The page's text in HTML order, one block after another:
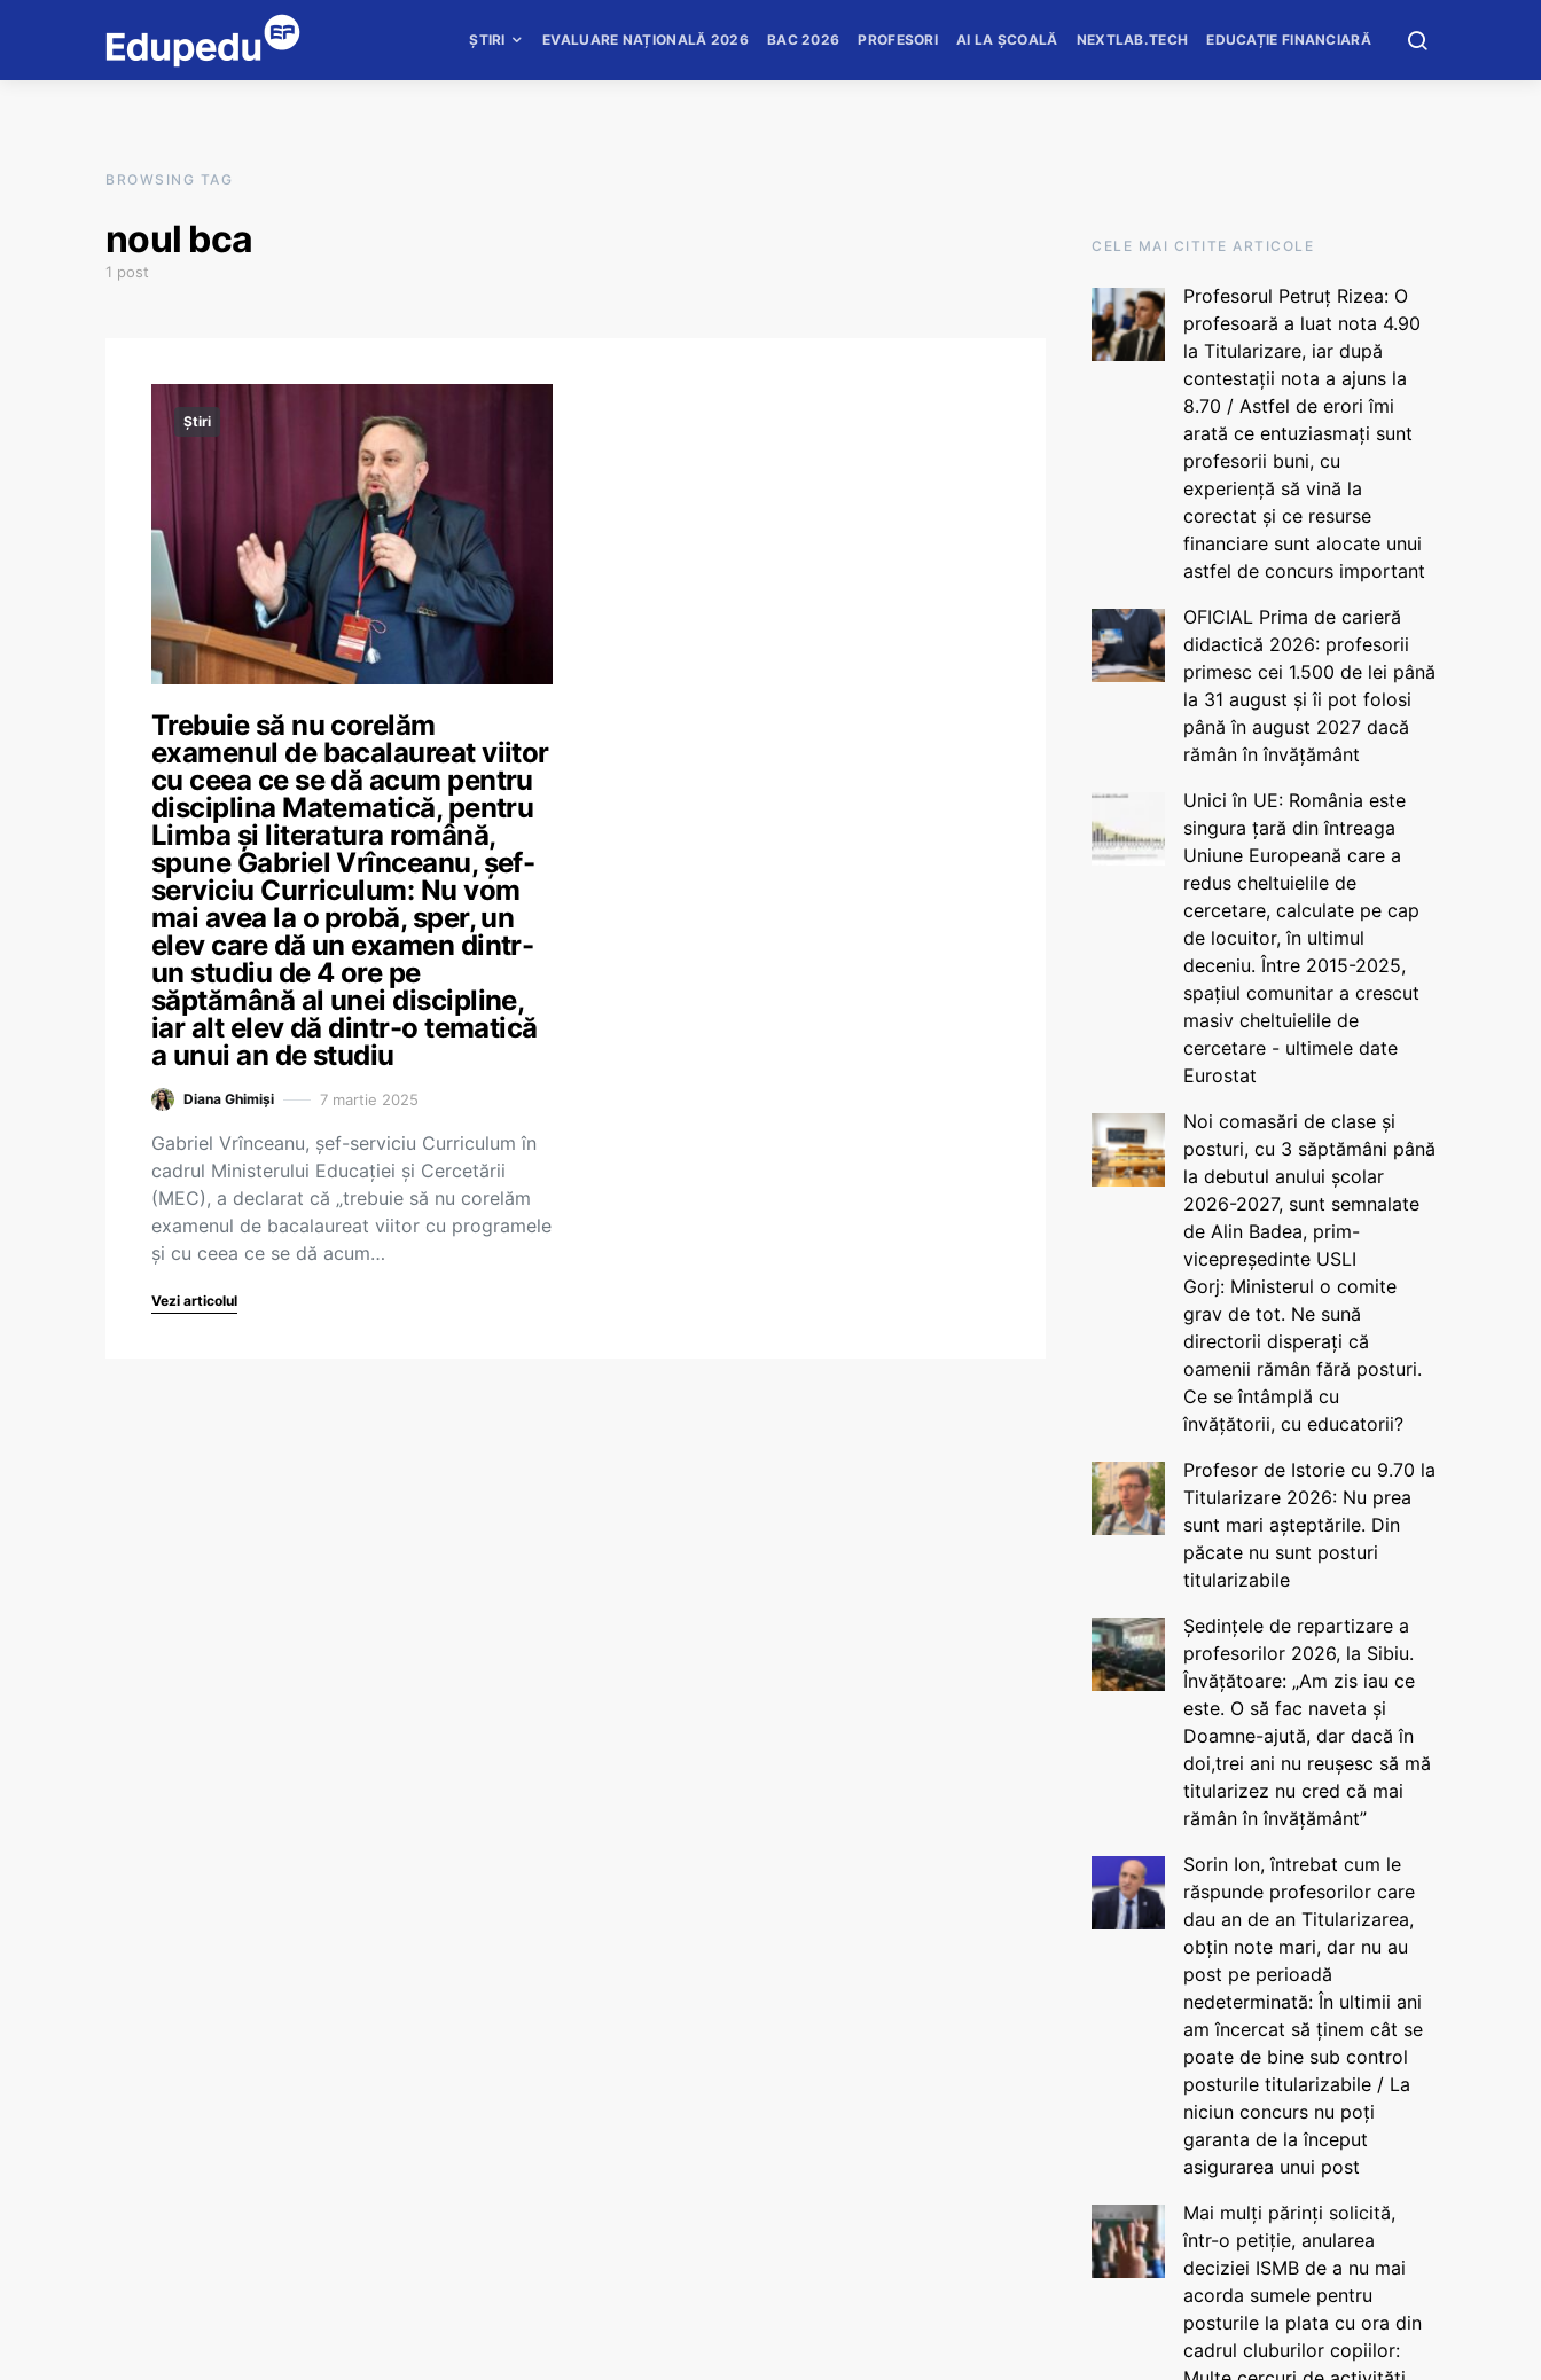
ȘTIRI EVALUARE NAȚIONALĂ 2026 BAC 2026 PROFESORI AI LA ȘCOALĂ NEXTLAB.TECH EDUCAȚIE FINANCIARĂ
BROWSING TAG
noul bca
1 post
Știri
Trebuie să nu corelăm
examenul de bacalaureat viitor
cu ceea ce se dă acum pentru
disciplina Matematică, pentru
Limba și literatura română,
spune Gabriel Vrînceanu, șef-
serviciu Curriculum: Nu vom
mai avea la o probă, sper, un
elev care dă un examen dintr-
un studiu de 4 ore pe
săptămână al unei discipline,
iar alt elev dă dintr-o tematică
a unui an de studiu
Diana Ghimiși 7 martie 2025
Gabriel Vrînceanu, șef-serviciu Curriculum în
cadrul Ministerului Educației și Cercetării
(MEC), a declarat că „trebuie să nu corelăm
examenul de bacalaureat viitor cu programele
și cu ceea ce se dă acum…
Vezi articolul
CELE MAI CITITE ARTICOLE
Profesorul Petruț Rizea: O
profesoară a luat nota 4.90
la Titularizare, iar după
contestații nota a ajuns la
8.70 / Astfel de erori îmi
arată ce entuziasmați sunt
profesorii buni, cu
experiență să vină la
corectat și ce resurse
financiare sunt alocate unui
astfel de concurs important
OFICIAL Prima de carieră
didactică 2026: profesorii
primesc cei 1.500 de lei până
la 31 august și îi pot folosi
până în august 2027 dacă
rămân în învățământ
Unici în UE: România este
singura țară din întreaga
Uniune Europeană care a
redus cheltuielile de
cercetare, calculate pe cap
de locuitor, în ultimul
deceniu. Între 2015-2025,
spațiul comunitar a crescut
masiv cheltuielile de
cercetare - ultimele date
Eurostat
Noi comasări de clase și
posturi, cu 3 săptămâni până
la debutul anului școlar
2026-2027, sunt semnalate
de Alin Badea, prim-
vicepreședinte USLI
Gorj: Ministerul o comite
grav de tot. Ne sună
directorii disperați că
oamenii rămân fără posturi.
Ce se întâmplă cu
învățătorii, cu educatorii?
Profesor de Istorie cu 9.70 la
Titularizare 2026: Nu prea
sunt mari așteptările. Din
păcate nu sunt posturi
titularizabile
Ședințele de repartizare a
profesorilor 2026, la Sibiu.
Învățătoare: „Am zis iau ce
este. O să fac naveta și
Doamne-ajută, dar dacă în
doi,trei ani nu reușesc să mă
titularizez nu cred că mai
rămân în învățământ”
Sorin Ion, întrebat cum le
răspunde profesorilor care
dau an de an Titularizarea,
obțin note mari, dar nu au
post pe perioadă
nedeterminată: În ultimii ani
am încercat să ținem cât se
poate de bine sub control
posturile titularizabile / La
niciun concurs nu poți
garanta de la început
asigurarea unui post
Mai mulți părinți solicită,
într-o petiție, anularea
deciziei ISMB de a nu mai
acorda sumele pentru
posturile la plata cu ora din
cadrul cluburilor copiilor: